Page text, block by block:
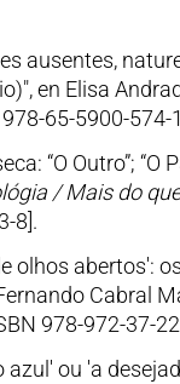
ausentes,
en Elisa
65-5900-574-
“O Outro”;
/ Mais do
8].
olhos abertos':
Cabral
978-972-37-
azul' ou 'a